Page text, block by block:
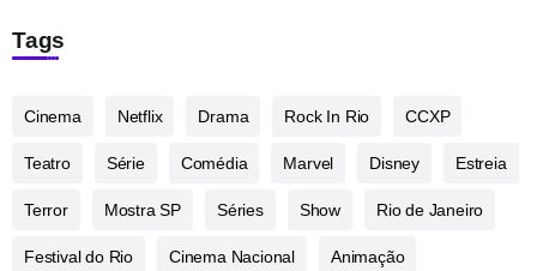
Tags
Cinema Netflix Drama Rock In Rio CCXP
Teatro Série Comédia Marvel Disney Estreia
Terror Mostra SP Séries Show Rio de Janeiro
Festival do Rio Cinema Nacional Animação